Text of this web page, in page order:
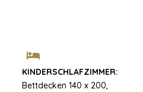
KINDERSCHLAFZIMMER:
Bettdecken 140 x 200,